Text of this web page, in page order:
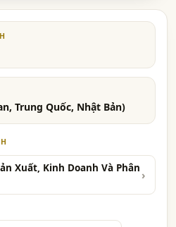
Trung Quốc, Nhật Bản)
Xuất, Kinh Doanh Và Phân